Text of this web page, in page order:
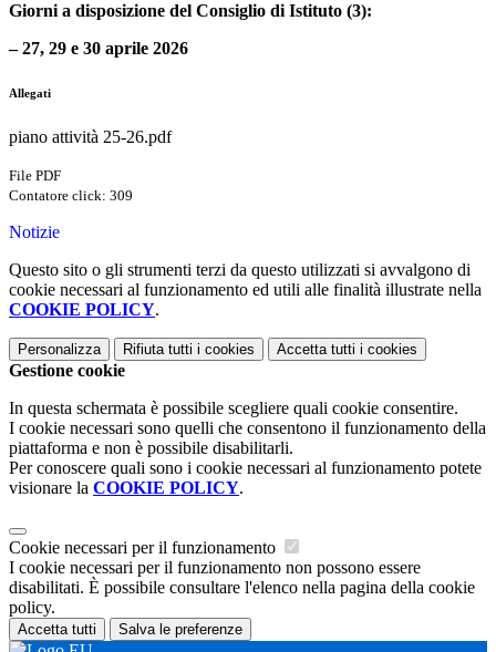
Giorni a disposizione del Consiglio di Istituto (3):
– 27, 29 e 30 aprile 2026
Allegati
piano attività 25-26.pdf
File PDF
Contatore click: 309
Notizie
Questo sito o gli strumenti terzi da questo utilizzati si avvalgono di
cookie necessari al funzionamento ed utili alle finalità illustrate nella
COOKIE POLICY.
Personalizza Rifiuta tutti i cookies Accetta tutti i cookies
Gestione cookie
In questa schermata è possibile scegliere quali cookie consentire.
I cookie necessari sono quelli che consentono il funzionamento della
piattaforma e non è possibile disabilitarli.
Per conoscere quali sono i cookie necessari al funzionamento potete
visionare la COOKIE POLICY.
Cookie necessari per il funzionamento
I cookie necessari per il funzionamento non possono essere
disabilitati. È possibile consultare l'elenco nella pagina della cookie
policy.
Accetta tutti Salva le preferenze